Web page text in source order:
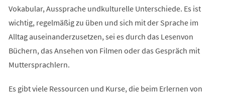
Vokabular, Aussprache undkulturelle Unterschiede. Es ist
wichtig, regelmäßig zu üben und sich mit der Sprache im
Alltag auseinanderzusetzen, sei es durch das Lesenvon
Büchern, das Ansehen von Filmen oder das Gespräch mit
Muttersprachlern.
Es gibt viele Ressourcen und Kurse, die beim Erlernen von